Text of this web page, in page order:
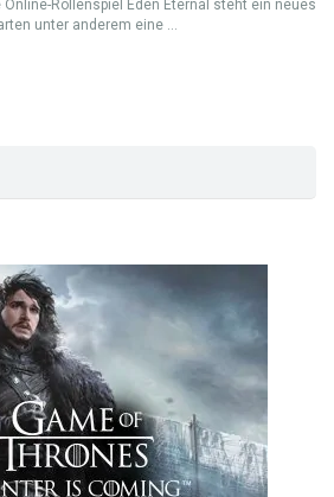
Rollenspiel Eden Eternal steht ein neues
unter anderem eine ...